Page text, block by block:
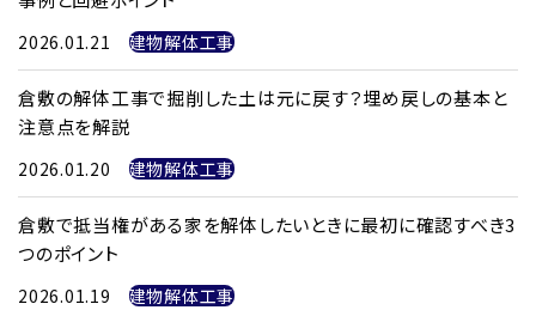
2026.01.21 建物解体工事
倉敷の解体工事で掘削した土は元に戻す？埋め戻しの基本と
注意点を解説
2026.01.20 建物解体工事
倉敷で抵当権がある家を解体したいときに最初に確認すべき3
つのポイント
2026.01.19 建物解体工事